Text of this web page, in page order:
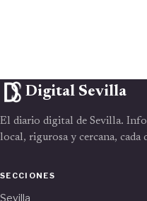
Digital Sevilla
El diario digital de Sevilla.
local, rigurosa y cercana, cada
SECCIONES
Sevilla